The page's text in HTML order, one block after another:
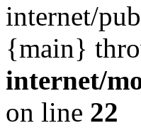
internet/
{main}
internet/
on line 22